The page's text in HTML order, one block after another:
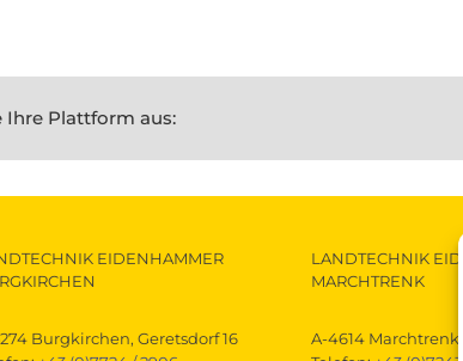
Ihre Plattform aus:
EIDENHAMMER
Burgkirchen, Geretsdorf 16
LANDTECHNIK
MARCHTRENK
A-4614